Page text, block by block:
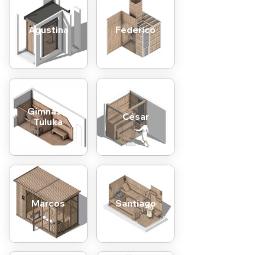
Agustina Federico
Gimnasio
Tuluka
César
Marcos Santiago